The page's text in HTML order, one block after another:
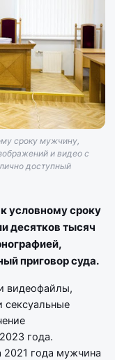
сроку мужчину,
и видео с
доступный
условному сроку
десятков тысяч
приговор суда.
видеофайлы,
года.
2021 года мужчина